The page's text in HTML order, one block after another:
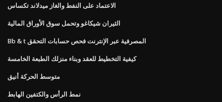
الاعتماد على النفط والغاز ميدلاند تكساس
الثيران شيكاغو وتحمل سوق الأوراق المالية
Bb & t المصرفية عبر الإنترنت فحص حسابات التحقق
كيفية التخطيط للعقد وبناء منزلك الطبعة الخامسة
متوسط ​​الحركة أنيق
نمط الرأس والكتفين الهابط